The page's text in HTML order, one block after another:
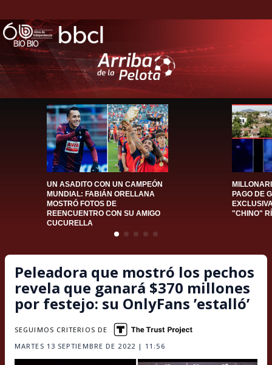
UN ASADITO CON UN CAMPEÓN
MUNDIAL: FABIÁN ORELLANA
MOSTRÓ FOTOS DE
REENCUENTRO CON SU AMIGO
CUCURELLA
PAGO DE
"CHINO"
Peleadora que mostró los pechos
revela que ganará $370 millones
por festejo: su OnlyFans ’estalló’
MARTES 13 SEPTIEMBRE DE 2022 | 11:56
SEGUIMOS CRITERIOS DE